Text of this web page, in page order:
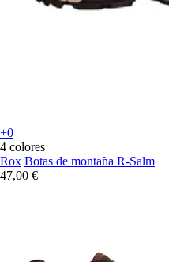
+0
4 colores
Rox Botas de montaña R-Salm
47,00 €